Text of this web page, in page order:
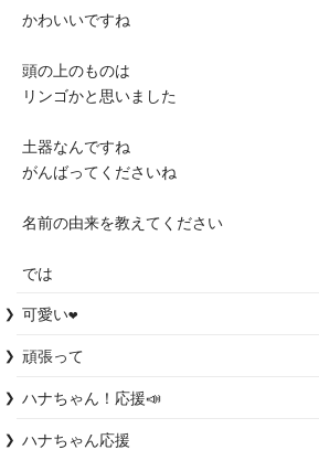
かわいいですね
頭の上のものは
リンゴかと思いました
土器なんですね
がんばってくださいね
名前の由来を教えてください
では
可愛い❤️
頑張って
ハナちゃん！応援📣
ハナちゃん応援